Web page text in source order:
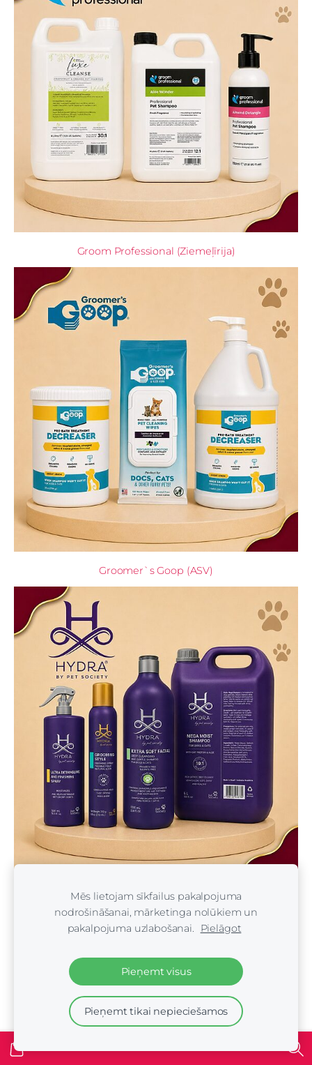
Groom Professional (Ziemeļīrija)
Groomer`s Goop (ASV)
Hydra Groomers (Brazīlija)
Mēs lietojam sīkfailus pakalpojuma
nodrošināšanai, mārketinga nolūkiem un
pakalpojuma uzlabošanai.
Pielāgot
Pieņemt visus
Pieņemt tikai nepieciešamos